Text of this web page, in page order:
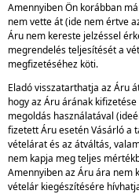
Amennyiben Ön korábban
nem vette át (ide nem értve
Áru nem kereste jelzéssel
megrendelés teljesítését a
megfizetéséhez köti.
Eladó visszatarthatja az Áru
hogy az Áru árának
megoldás használatával
fizetett Áru esetén Vásárló a
vételárat és az átváltás,
nem kapja meg teljes
Amennyiben az Áru ára nem
vételár kiegészítésére